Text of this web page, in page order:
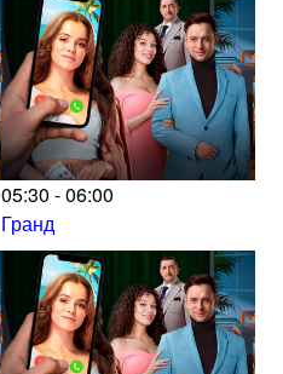
05:30 - 06:00
Гранд